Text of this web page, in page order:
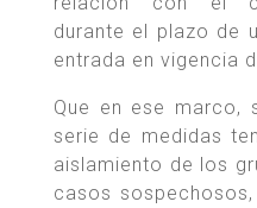
durante el plazo de
entrada en vigencia
Que en ese marco,
serie de medidas
aislamiento de los
casos